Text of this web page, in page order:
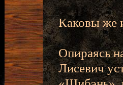
Каковы же
Опираясь
Лисевич